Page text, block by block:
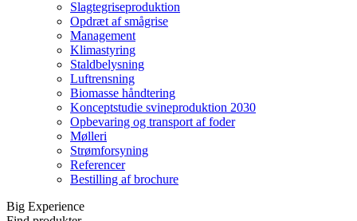
Slagtegriseproduktion
Opdræt af smågrise
Management
Klimastyring
Staldbelysning
Luftrensning
Biomasse håndtering
Konceptstudie svineproduktion 2030
Opbevaring og transport af foder
Mølleri
Strømforsyning
Referencer
Bestilling af brochure
Big Experience